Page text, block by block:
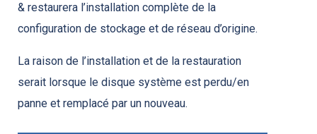
& restaurera l’installation complète de la
configuration de stockage et de réseau d’origine.
La raison de l’installation et de la restauration
serait lorsque le disque système est perdu/en
panne et remplacé par un nouveau.